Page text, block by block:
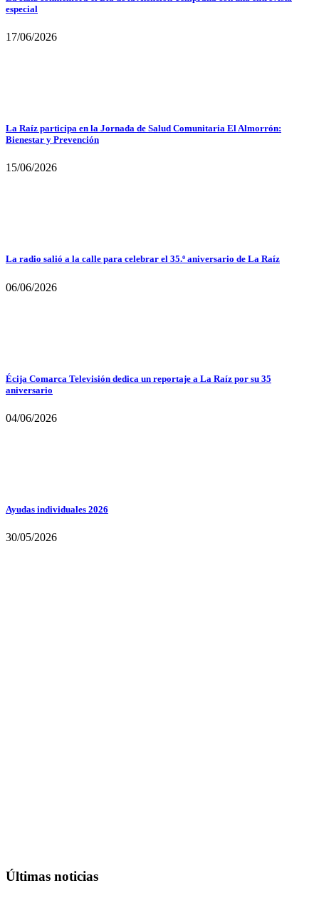
especial
17/06/2026
La Raíz participa en la Jornada de Salud Comunitaria El Almorrón:
Bienestar y Prevención
15/06/2026
La radio salió a la calle para celebrar el 35.º aniversario de La Raíz
06/06/2026
Écija Comarca Televisión dedica un reportaje a La Raíz por su 35
aniversario
04/06/2026
Ayudas individuales 2026
30/05/2026
Últimas noticias